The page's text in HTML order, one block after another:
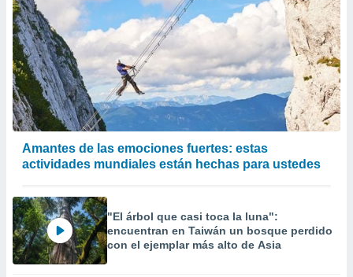
Amantes de las emociones fuertes: estas
actividades mundiales están hechas para ustedes
"El árbol que casi toca la luna":
encuentran en Taiwán un bosque perdido
con el ejemplar más alto de Asia